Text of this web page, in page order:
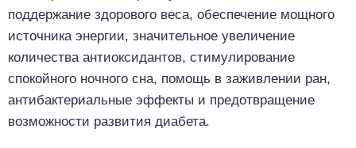
поддержание здорового веса, обеспечение мощного
источника энергии, значительное увеличение
количества антиоксидантов, стимулирование
спокойного ночного сна, помощь в заживлении ран,
антибактериальные эффекты и предотвращение
возможности развития диабета.